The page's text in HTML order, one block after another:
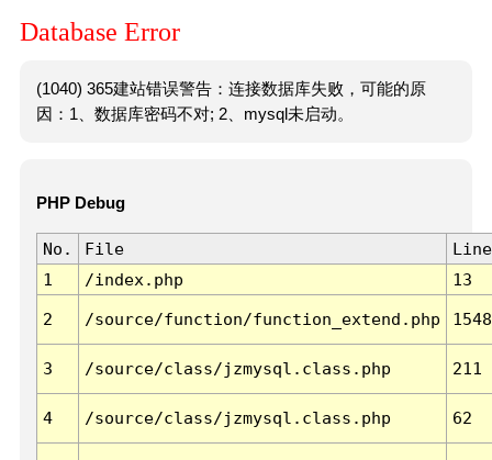
Database Error
(1040) 365建站错误警告：连接数据库失败，可能的原
因：1、数据库密码不对; 2、mysql未启动。
PHP Debug
No. File
Line
1
/index.php 13
2 /source/function/function_extend.php 1548
3 /source/class/jzmysql.class.php 211
4 /source/class/jzmysql.class.php 62